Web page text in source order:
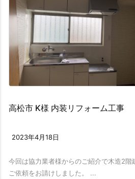
高松市 K様 内装リフォーム工事
2023年4月18日
今回は協力業者様からのご紹介で木造2
ご依頼をお請けしました。 ...